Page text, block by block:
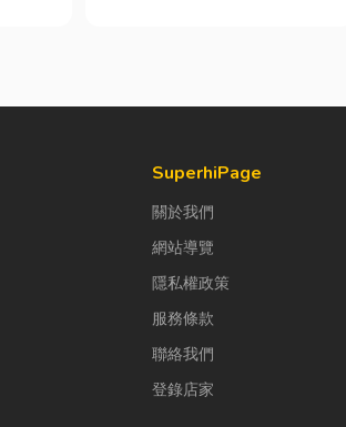
SuperhiPage
關於我們
網站導覽
隱私權政策
服務條款
聯絡我們
登錄店家